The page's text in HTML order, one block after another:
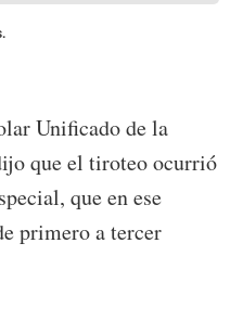
Unificado de la
que el tiroteo ocurrió
que en ese
primero a tercer